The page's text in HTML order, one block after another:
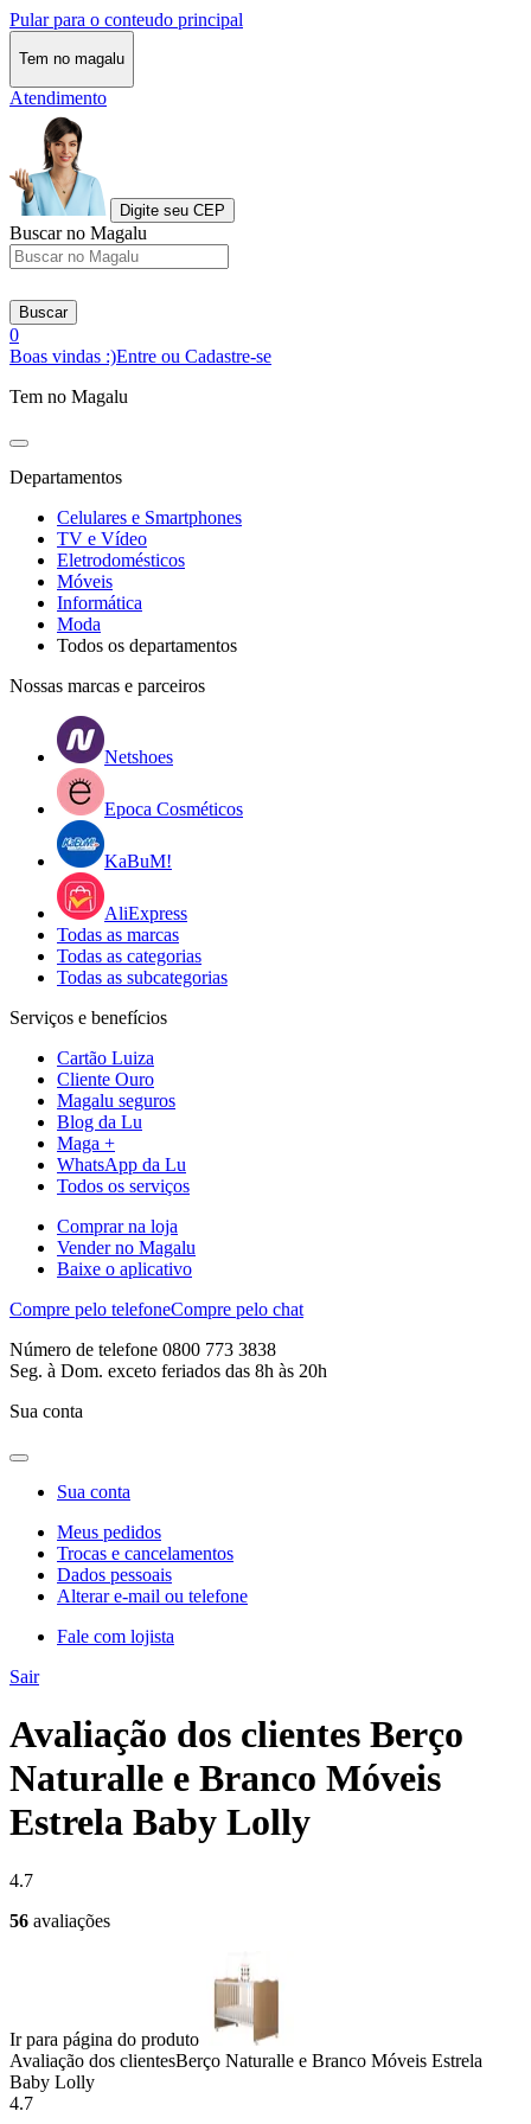
Pular para o conteudo principal
Tem no magalu
Atendimento
Digite seu CEP
Buscar no Magalu
Buscar
0
Boas vindas :)Entre ou Cadastre-se
Tem no Magalu
Departamentos
Celulares e Smartphones
TV e Vídeo
Eletrodomésticos
Móveis
Informática
Moda
Todos os departamentos
Nossas marcas e parceiros
Netshoes
Epoca Cosméticos
KaBuM!
AliExpress
Todas as marcas
Todas as categorias
Todas as subcategorias
Serviços e benefícios
Cartão Luiza
Cliente Ouro
Magalu seguros
Blog da Lu
Maga +
WhatsApp da Lu
Todos os serviços
Comprar na loja
Vender no Magalu
Baixe o aplicativo
Compre pelo telefoneCompre pelo chat
Número de telefone 0800 773 3838
Seg. à Dom. exceto feriados das 8h às 20h
Sua conta
Sua conta
Meus pedidos
Trocas e cancelamentos
Dados pessoais
Alterar e-mail ou telefone
Fale com lojista
Sair
Avaliação dos clientes Berço
Naturalle e Branco Móveis
Estrela Baby Lolly
4.7
56 avaliações
Ir para página do produto
Avaliação dos clientesBerço Naturalle e Branco Móveis Estrela
Baby Lolly
4.7